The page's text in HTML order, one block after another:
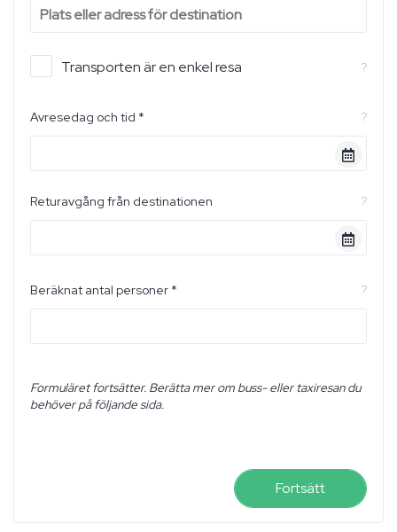
Transporten är en enkel resa ?
Avresedag och tid * ?
Returavgång från destinationen ?
Beräknat antal personer * ?
Formuläret fortsätter. Berätta mer om buss- eller taxiresan du
behöver på följande sida.
Fortsätt